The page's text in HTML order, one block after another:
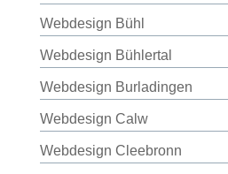
Webdesign Bühl
Webdesign Bühlertal
Webdesign Burladingen
Webdesign Calw
Webdesign Cleebronn